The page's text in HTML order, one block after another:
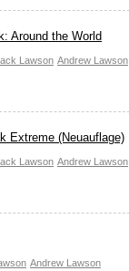
Around the World
Lawson Andrew Lawson
Extreme (Neuauflage)
Lawson Andrew Lawson
Andrew Lawson